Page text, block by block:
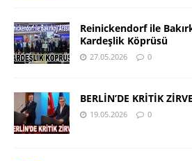
Reinickendorf ile
Kardeşlik Köprüsü
27.05.2026 0
BERLİN’DE KRİTİK ZİRVE
19.05.2026 0